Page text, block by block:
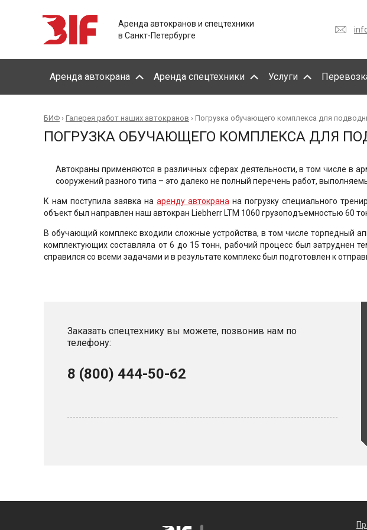
Аренда автокранов и спецтехники
в Санкт-Петербурге
Аренда автокрана Аренда спецтехники Услуги
БИФ › Галерея работ наших автокранов › Погрузка обучающего комплекса для
ПОГРУЗКА ОБУЧАЮЩЕГО КОМПЛЕКСА ДЛЯ
Автокраны применяются в различных сферах деятельности, в том числе в
сооружений разного типа – это далеко не полный перечень работ,
К нам поступила заявка на аренду автокрана на погрузку специального
объект был направлен наш автокран Liebherr LTM 1060 грузоподъемностью 60
В обучающий комплекс входили сложные устройства, в том числе торпедный
комплектующих составляла от 6 до 15 тонн, рабочий процесс был затруднен
справился со всеми задачами и в результате комплекс был подготовлен к
Заказать спецтехнику вы можете, позвонив нам по
телефону:
8 (800) 444-50-62